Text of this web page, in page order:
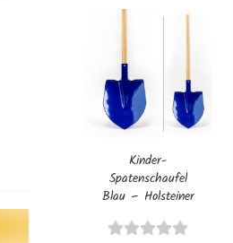
Kinder-
Spatenschaufel
Blau – Holsteiner
cm